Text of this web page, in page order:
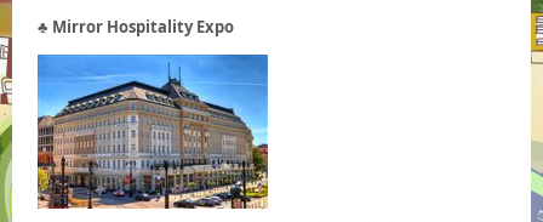
♣ Mirror Hospitality Expo